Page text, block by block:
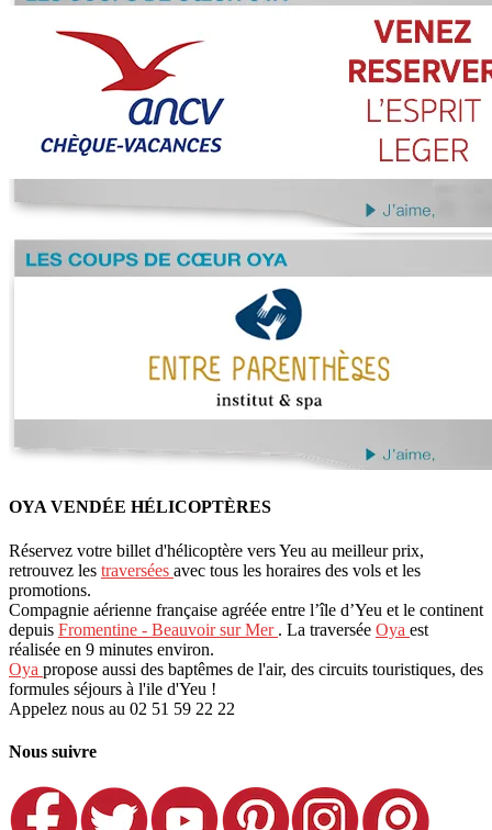
OYA VENDÉE HÉLICOPTÈRES
Réservez votre billet d'hélicoptère vers Yeu au meilleur prix,
retrouvez les traversées avec tous les horaires des vols et les
promotions.
Compagnie aérienne française agréée entre l’île d’Yeu et le continent
depuis Fromentine - Beauvoir sur Mer . La traversée Oya est
réalisée en 9 minutes environ.
Oya propose aussi des baptêmes de l'air, des circuits touristiques, des
formules séjours à l'ile d'Yeu !
Appelez nous au 02 51 59 22 22
Nous suivre